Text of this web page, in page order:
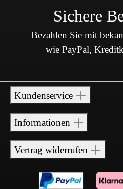
Sichere
Bezahlen Sie mit
wie PayPal,
Kundenservice
Informationen
Vertrag widerrufen